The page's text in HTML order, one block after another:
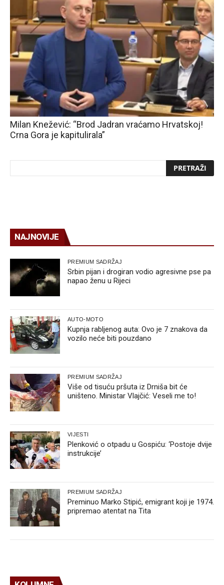
Milan Knežević: “Brod Jadran vraćamo Hrvatskoj!
Crna Gora je kapitulirala”
NAJNOVIJE
PREMIUM SADRŽAJ
Srbin pijan i drogiran vodio agresivne pse pa
napao ženu u Rijeci
AUTO-MOTO
Kupnja rabljenog auta: Ovo je 7 znakova da
vozilo neće biti pouzdano
PREMIUM SADRŽAJ
Više od tisuću pršuta iz Drniša bit će
uništeno. Ministar Vlajčić: Veseli me to!
VIJESTI
Plenković o otpadu u Gospiću: ‘Postoje dvije
instrukcije’
PREMIUM SADRŽAJ
Preminuo Marko Stipić, emigrant koji je 1974.
pripremao atentat na Tita